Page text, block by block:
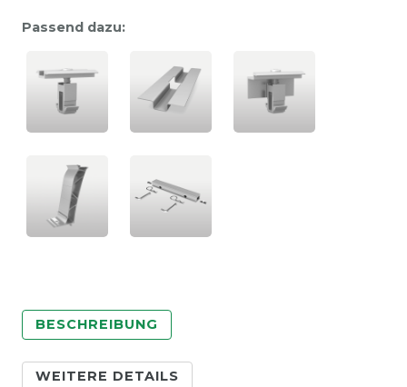
Passend dazu:
BESCHREIBUNG
WEITERE DETAILS